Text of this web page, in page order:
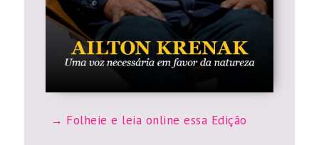
Folheie e leia online essa Edição